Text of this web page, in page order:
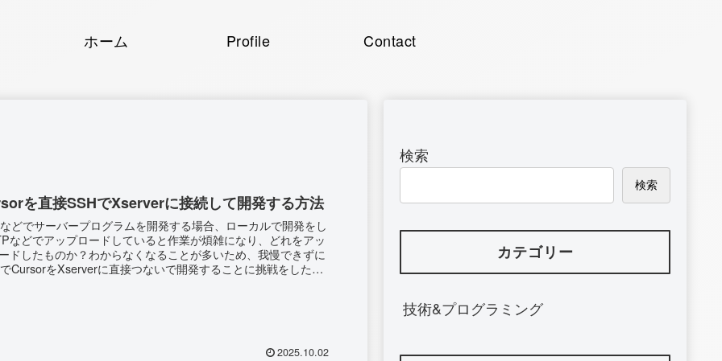
ホーム Profile Contact
を直接SSHでXserverに接続して開発する方法
どでサーバープログラムを開発する場合、ローカルで開発をし
などでアップロードしていると作業が煩雑になり、どれをアッ
ドしたものか？わからなくなることが多いため、我慢できずに
CursorをXserverに直接つないで開発することに挑戦をしたと
2025.10.02
検索
検索
カテゴリー
技術&プログラミング